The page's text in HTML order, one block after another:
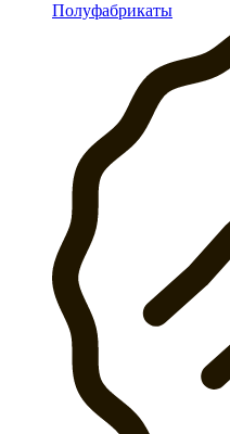
Полуфабрикаты